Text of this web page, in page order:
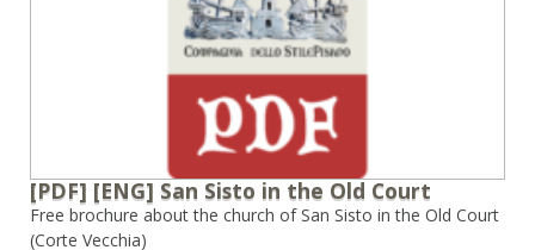
[PDF] [ENG] San Sisto in the Old Court
Free brochure about the church of San Sisto in the Old Court
(Corte Vecchia)